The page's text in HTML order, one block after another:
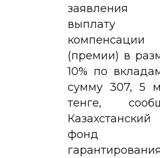
выплату
компенсации
(премии) в
10% по
сумму 307, 5
тенге,
Казахстанский
фонд
гарантирования